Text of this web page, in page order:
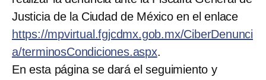
Justicia de la Ciudad de México en el enlace
https://mpvirtual.fgjcdmx.gob.mx/CiberDenunci
a/terminosCondiciones.aspx.
En esta página se dará el seguimiento y